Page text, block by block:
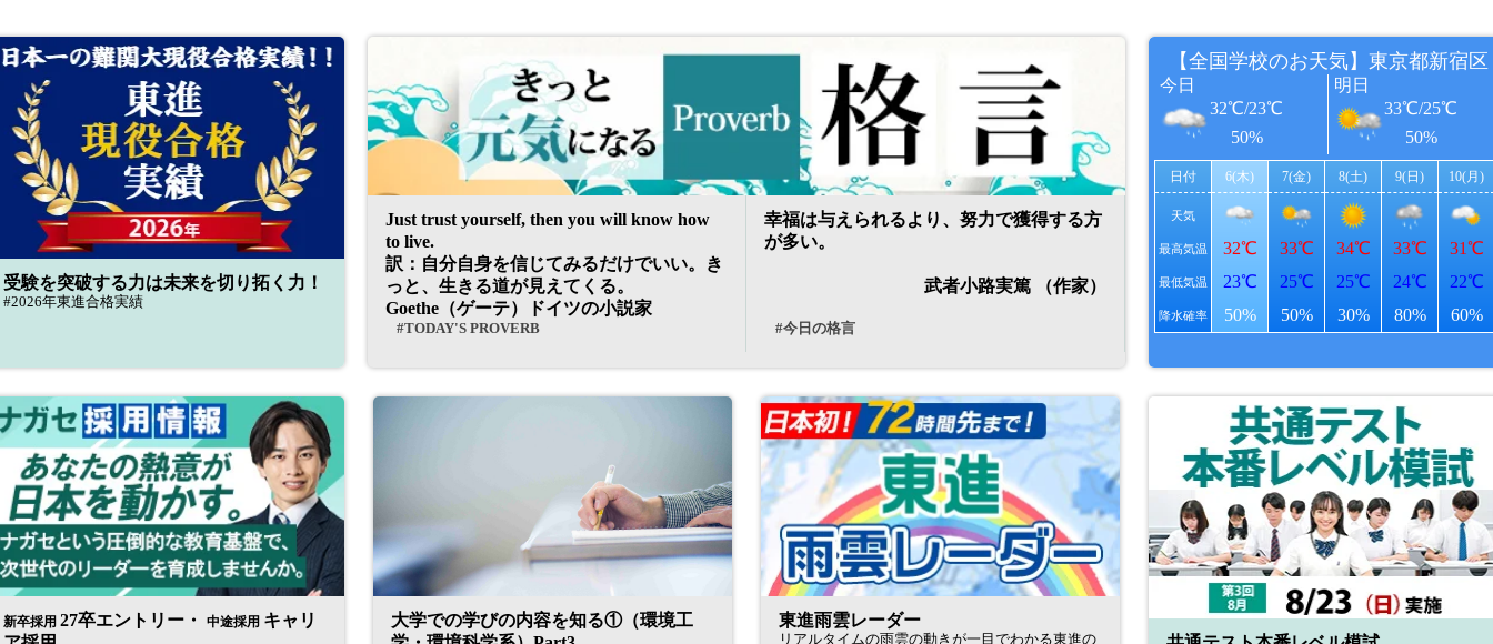
受験を突破する力は未来を切り拓く力！
#2026年東進合格実績
Just trust yourself, then you will know how
to live.
訳：自分自身を信じてみるだけでいい。き
っと、生きる道が見えてくる。
Goethe（ゲーテ）ドイツの小説家
#TODAY'S PROVERB
幸福は与えられるより、努力で獲得する方
が多い。
武者小路実篤 （作家）
#今日の格言
新卒採用 27卒エントリー・ 中途採用 キャリ
大学での学びの内容を知る①（環境工
東進雨雲レーダー
リアルタイムの雨雲の動きが一目でわかる東進の